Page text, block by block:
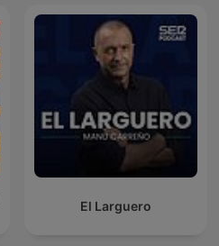
El Larguero